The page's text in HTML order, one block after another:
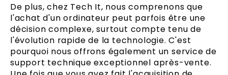
De plus, chez Tech It, nous comprenons que
l'achat d'un ordinateur peut parfois être une
décision complexe, surtout compte tenu de
l'évolution rapide de la technologie. C'est
pourquoi nous offrons également un service de
support technique exceptionnel après-vente.